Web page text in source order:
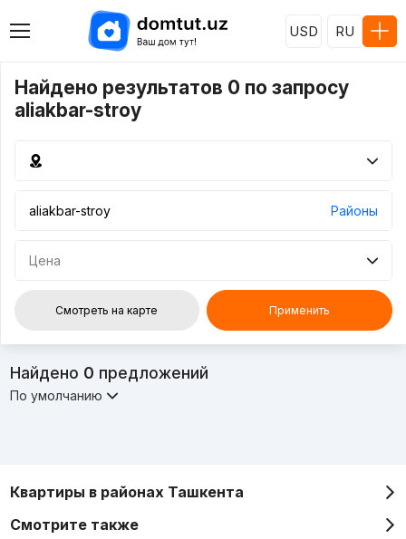
USD RU
Найдено результатов 0 по запросу
aliakbar-stroy
Районы
Цена
Смотреть на карте Применить
Найдено 0 предложений
По умолчанию
Квартиры в районах Ташкента
Смотрите также